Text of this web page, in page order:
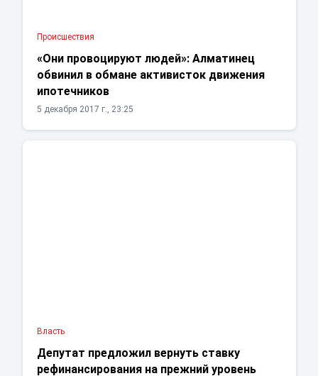
Проиcшествия
«Они провоцируют людей»: Алматинец
обвинил в обмане активисток движения
ипотечников
5 декабря 2017 г., 23:25
Власть
Депутат предложил вернуть ставку
рефинансирования на прежний уровень